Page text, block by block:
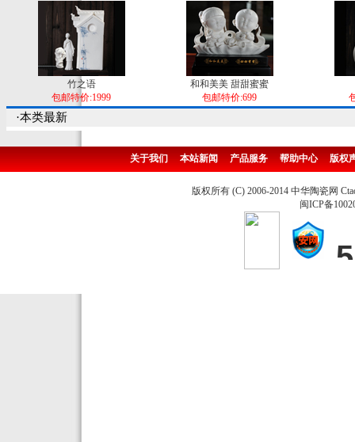
竹之语
包邮特价:1999
和和美美 甜甜蜜蜜
包邮特价:699
·本类最新
关于我们 本站新闻 产品服务 帮助中心 版权
版权所有 (C) 2006-2014 中华陶瓷网
闽ICP备